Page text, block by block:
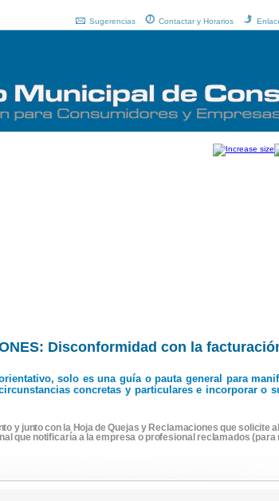
Contactar y Horarios
Sugerencias
Disconformidad con la
solo es una guía o pauta general para
concretas y particulares e incorporar o
y junto con la Hoja de Quejas y Reclamaciones que solicite
que notificaría a la empresa o profesional reclamados